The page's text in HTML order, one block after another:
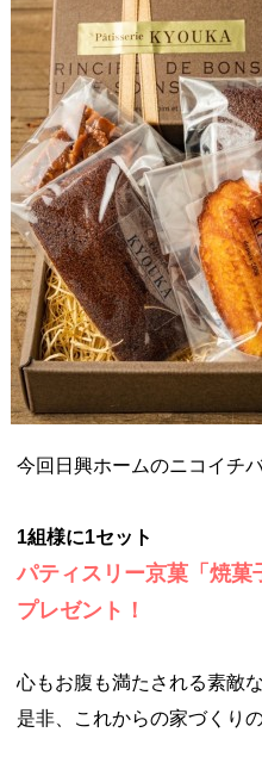
今回日興ホームのニコイチ
1組様に1セット
パティスリー京菓「焼菓
プレゼント！
心もお腹も満たされる素敵
是非、これからの家づくり